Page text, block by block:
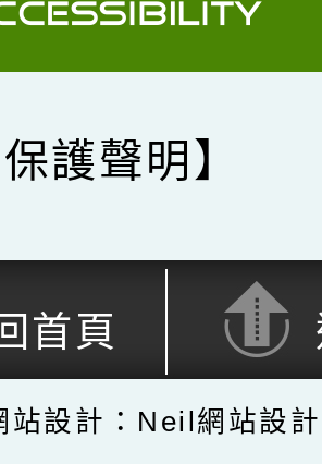
護聲明】
首頁
站設計：Neil網站設